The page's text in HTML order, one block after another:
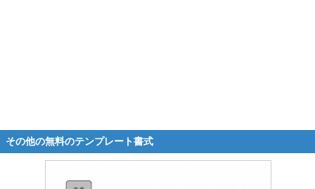
その他の無料のテンプレート書式